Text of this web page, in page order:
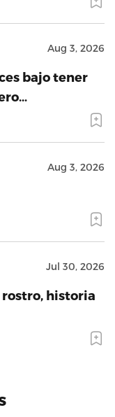
Aug 3, 2026
bajo tener
Aug 3, 2026
Jul 30, 2026
historia